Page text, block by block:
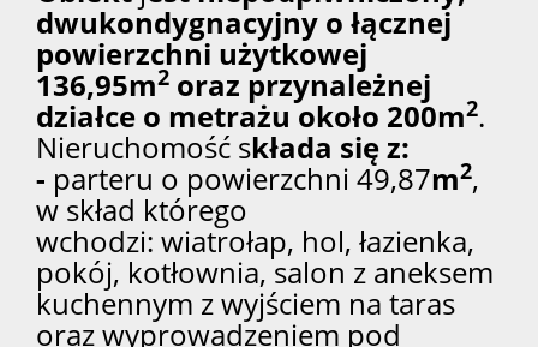
dwukondygnacyjny o łącznej
powierzchni użytkowej
136,95m2 oraz przynależnej
działce o metrażu około 200m2.
Nieruchomość składa się z:
- parteru o powierzchni 49,87m2,
w skład którego
wchodzi: wiatrołap, hol, łazienka,
pokój, kotłownia, salon z aneksem
kuchennym z wyjściem na taras
oraz wyprowadzeniem pod